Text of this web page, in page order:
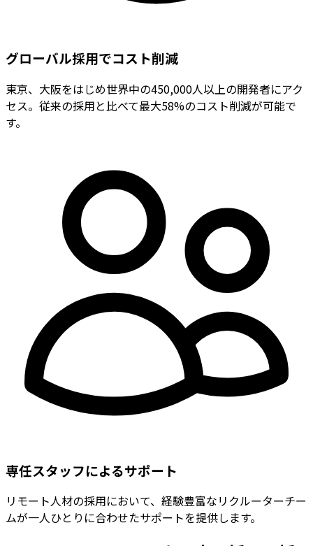
グローバル採用でコスト削減
東京、大阪をはじめ世界中の450,000人以上の開発者にアク
セス。従来の採用と比べて最大58%のコスト削減が可能で
す。
専任スタッフによるサポート
リモート人材の採用において、経験豊富なリクルーターチー
ムが一人ひとりに合わせたサポートを提供します。